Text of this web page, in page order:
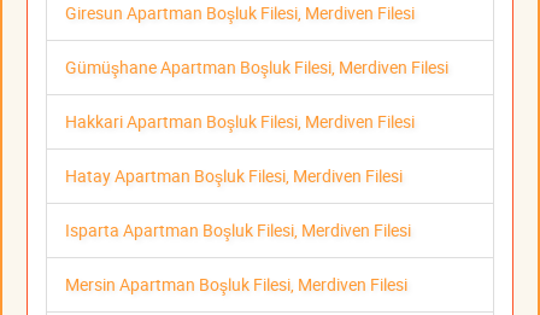
Giresun Apartman Boşluk Filesi, Merdiven Filesi
Gümüşhane Apartman Boşluk Filesi, Merdiven Filesi
Hakkari Apartman Boşluk Filesi, Merdiven Filesi
Hatay Apartman Boşluk Filesi, Merdiven Filesi
Isparta Apartman Boşluk Filesi, Merdiven Filesi
Mersin Apartman Boşluk Filesi, Merdiven Filesi